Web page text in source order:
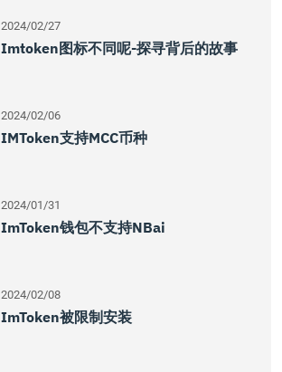
2024/02/27
Imtoken图标不同呢-探寻背后的故事
2024/02/06
IMToken支持MCC币种
2024/01/31
ImToken钱包不支持NBai
2024/02/08
ImToken被限制安装